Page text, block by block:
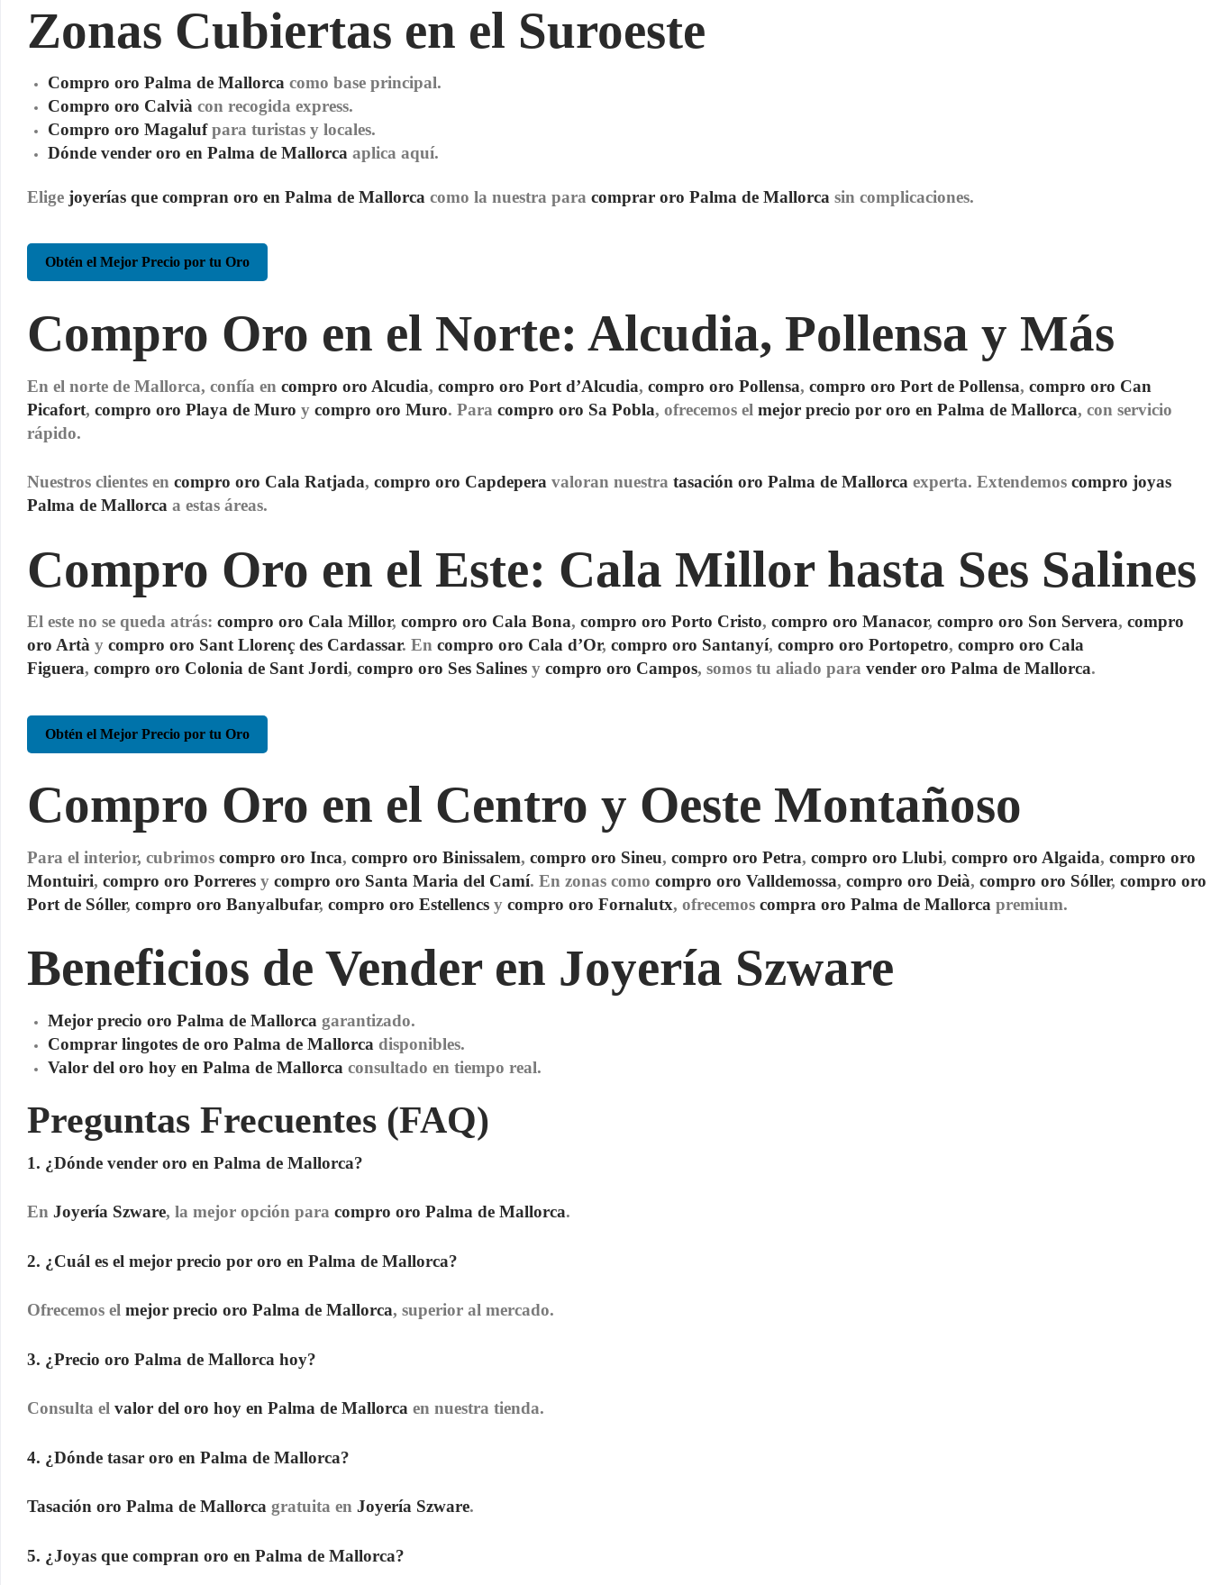
Zonas Cubiertas en el Suroeste
Compro oro Palma de Mallorcacomo base principal.
Compro oro Calviàcon recogida express.
Compro oro Magalufpara turistas y locales.
Dónde vender oro en Palma de Mallorcaaplica aquí.
Elige joyerías que compran oro en Palma de Mallorca como la nuestra para comprar oro Palma de Mallorca sin complicaciones.
Obtén el Mejor Precio por tu Oro
Compro Oro en el Norte: Alcudia, Pollensa y Más
En el norte de Mallorca, confía en compro oro Alcudia, compro oro Port d’Alcudia, compro oro Pollensa, compro oro Port de Pollensa, compro oro Can
Picafort, compro oro Playa de Muro y compro oro Muro. Para compro oro Sa Pobla, ofrecemos el mejor precio por oro en Palma de Mallorca, con servicio
rápido.
Nuestros clientes en compro oro Cala Ratjada, compro oro Capdepera valoran nuestra tasación oro Palma de Mallorca experta. Extendemos compro joyas
Palma de Mallorca a estas áreas.
Compro Oro en el Este: Cala Millor hasta Ses Salines
El este no se queda atrás: compro oro Cala Millor, compro oro Cala Bona, compro oro Porto Cristo, compro oro Manacor, compro oro Son Servera, compro
oro Artà y compro oro Sant Llorenç des Cardassar. En compro oro Cala d’Or, compro oro Santanyí, compro oro Portopetro, compro oro Cala
Figuera, compro oro Colonia de Sant Jordi, compro oro Ses Salines y compro oro Campos, somos tu aliado para vender oro Palma de Mallorca.
Obtén el Mejor Precio por tu Oro
Compro Oro en el Centro y Oeste Montañoso
Para el interior, cubrimos compro oro Inca, compro oro Binissalem, compro oro Sineu, compro oro Petra, compro oro Llubi, compro oro Algaida, compro oro
Montuiri, compro oro Porreres y compro oro Santa Maria del Camí. En zonas como compro oro Valldemossa, compro oro Deià, compro oro Sóller, compro oro
Port de Sóller, compro oro Banyalbufar, compro oro Estellencs y compro oro Fornalutx, ofrecemos compra oro Palma de Mallorca premium.
Beneficios de Vender en Joyería Szware
Mejor precio oro Palma de Mallorca garantizado.
Comprar lingotes de oro Palma de Mallorca disponibles.
Valor del oro hoy en Palma de Mallorca consultado en tiempo real.
Preguntas Frecuentes (FAQ)
1. ¿Dónde vender oro en Palma de Mallorca?
En Joyería Szware, la mejor opción para compro oro Palma de Mallorca.
2. ¿Cuál es el mejor precio por oro en Palma de Mallorca?
Ofrecemos el mejor precio oro Palma de Mallorca, superior al mercado.
3. ¿Precio oro Palma de Mallorca hoy?
Consulta el valor del oro hoy en Palma de Mallorca en nuestra tienda.
4. ¿Dónde tasar oro en Palma de Mallorca?
Tasación oro Palma de Mallorca gratuita en Joyería Szware.
5. ¿Joyas que compran oro en Palma de Mallorca?